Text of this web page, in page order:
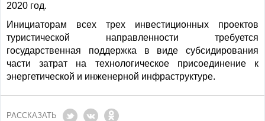
2020 год.
Инициаторам всех трех инвестиционных проектов
туристической направленности требуется
государственная поддержка в виде субсидирования
части затрат на технологическое присоединение к
энергетической и инженерной инфраструктуре.
РАССКАЗАТЬ